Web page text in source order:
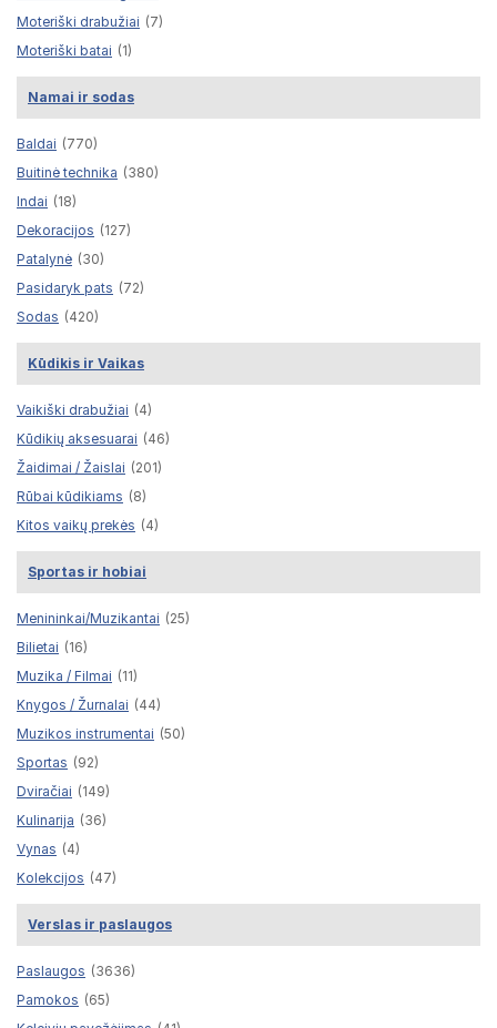
Moteriški drabužiai (7)
Moteriški batai (1)
Namai ir sodas
Baldai (770)
Buitinė technika (380)
Indai (18)
Dekoracijos (127)
Patalynė (30)
Pasidaryk pats (72)
Sodas (420)
Kūdikis ir Vaikas
Vaikiški drabužiai (4)
Kūdikių aksesuarai (46)
Žaidimai / Žaislai (201)
Rūbai kūdikiams (8)
Kitos vaikų prekės (4)
Sportas ir hobiai
Menininkai/Muzikantai (25)
Bilietai (16)
Muzika / Filmai (11)
Knygos / Žurnalai (44)
Muzikos instrumentai (50)
Sportas (92)
Dviračiai (149)
Kulinarija (36)
Vynas (4)
Kolekcijos (47)
Verslas ir paslaugos
Paslaugos (3636)
Pamokos (65)